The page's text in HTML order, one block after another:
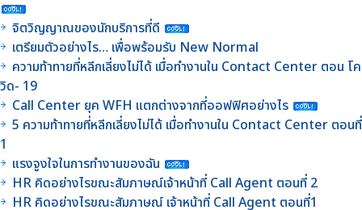
จิตวิญญาณของนักบริการที่ดี
เตรียมตัวอย่างไร… เพื่อพร้อมรับ New Normal
ความท้าทายที่หลีกเลี่ยงไม่ได้ เมื่อทำงานใน Contact Center ตอน โค
วิด- 19
Call Center ยุค WFH แตกต่างจากที่ออฟฟิศอย่างไร
5 ความท้าทายที่หลีกเลี่ยงไม่ได้ เมื่อทำงานใน Contact Center ตอนที่
1
แรงจูงใจในการทำงานของฉัน
HR คิดอย่างไรขณะสัมภาษณ์เจ้าหน้าที่ Call Agent ตอนที่ 2
HR คิดอย่างไรขณะสัมภาษณ์ เจ้าหน้าที่ Call Agent ตอนที่1